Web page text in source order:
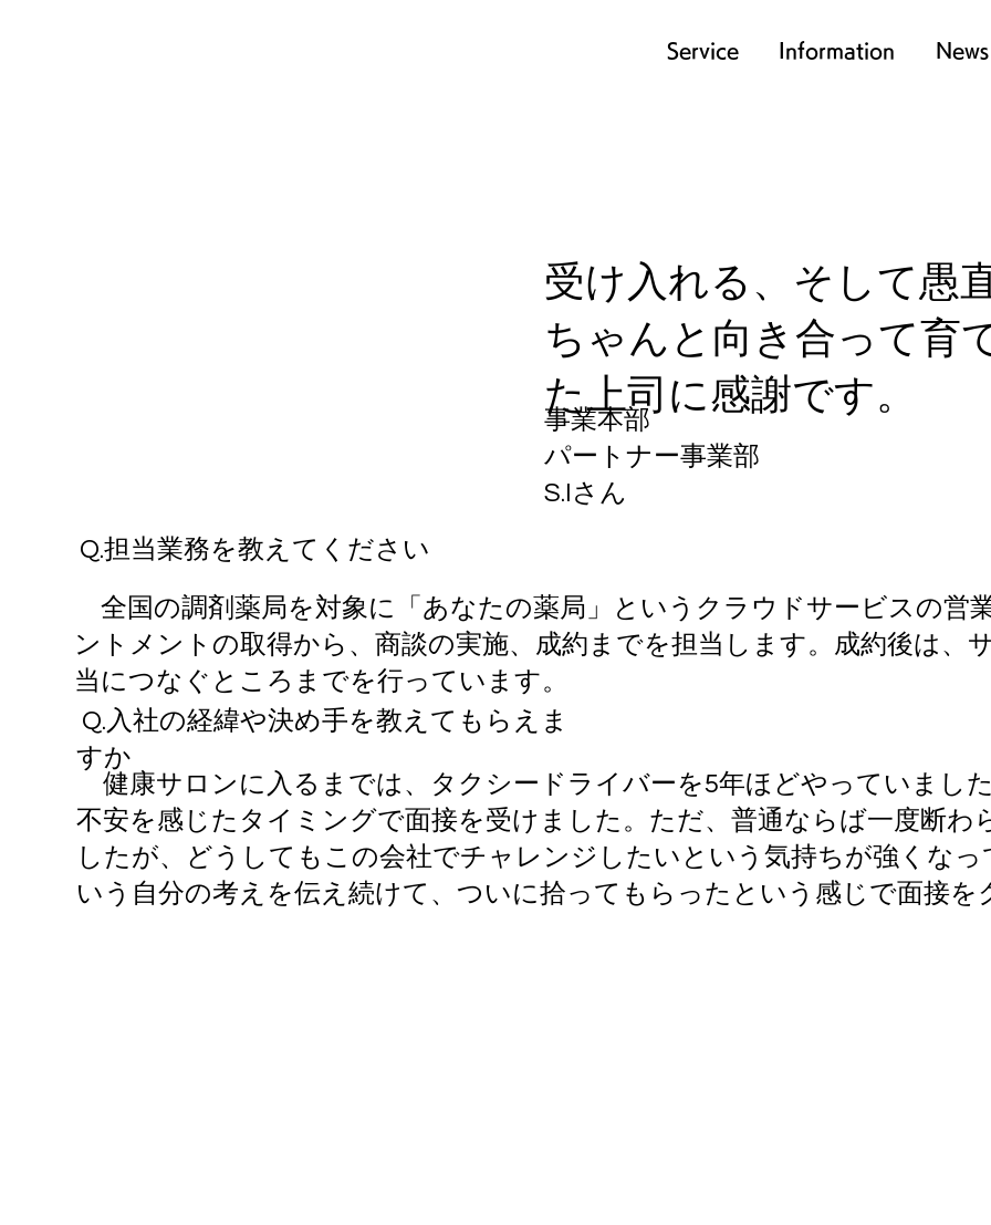
Service Information News
受け入れる、そして愚
ちゃんと向き合って育
た上司に感謝です。
事業本部
パートナー事業部
​S.Iさん
Q.​担当業務を教えてください
全国の調剤薬局を対象に「あなたの薬局」というクラウドサービスの営
ントメントの取得から、商談の実施、成約までを担当します。成約後は、
当につなぐところまでを行っています。
Q.​入社の経緯や決め手を教えてもらえま
すか
健康サロンに入るまでは、タクシードライバーを5年ほどやっていまし
不安を感じたタイミングで面接を受けました。ただ、普通ならば一度断わ
したが、どうしてもこの会社でチャレンジしたいという気持ちが強くな
いう自分の考えを伝え続けて、ついに拾ってもらったという感じで面接を